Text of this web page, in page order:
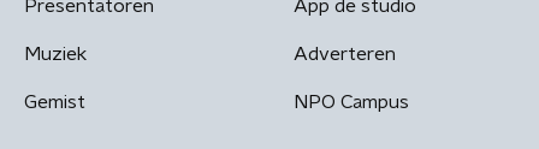
Presentatoren
Muziek
Gemist
App de studio
Adverteren
NPO Campus